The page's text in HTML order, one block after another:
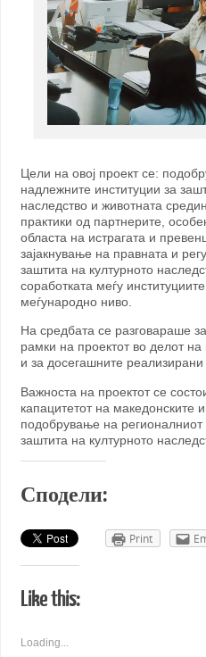
Цели на овој проект се:
надлежните институции за
наследство и животната
практики од партнерите,
областа на истрагата и
зајакнување на правната и
заштита на културното
соработката меѓу
меѓународно ниво.
На средбата се разговараше
рамки на проектот во делот на
и за досегашните реализирани
Важноста на проектот се
капацитетот на македонските
подобрување на
заштита на културното
Сподели:
Print
Like this:
Loading...